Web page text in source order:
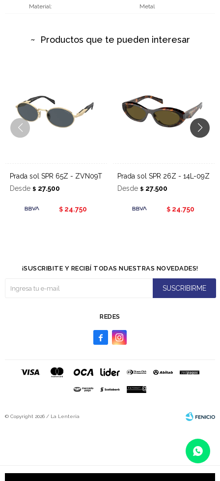
Material Metal
Productos que te pueden interesar
Prada sol SPR 65Z - ZVN09T
Desde $ 27.500
$ 24.750
Prada sol SPR 26Z - 14L-09Z
Desde $ 27.500
$ 24.750
REDES
 
¡SUSCRIBITE Y RECIBÍ TODAS NUESTRAS NOVEDADES!
SUSCRIBIRME
© Copyright 2026 / La Lenteria